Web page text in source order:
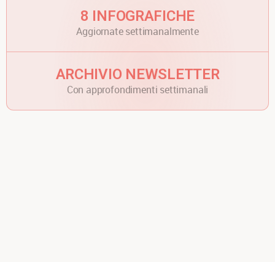
Condimenti
Olio
8 INFOGRAFICHE
Aggiornate settimanalmente
ARCHIVIO NEWSLETTER
Con approfondimenti settimanali